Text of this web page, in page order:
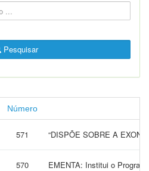
Pesquisar
Número
571 “DISPÕE SOBRE A
570 EMENTA: Institui o